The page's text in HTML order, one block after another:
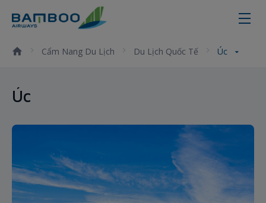
Úc Cẩm Nang Du Lịch Du Lịch Quốc Tế Úc
Úc